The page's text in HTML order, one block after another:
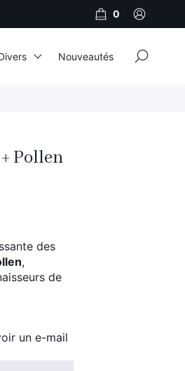
Pollen
des
,
de
un e-mail
0
Salé
Nouveautés